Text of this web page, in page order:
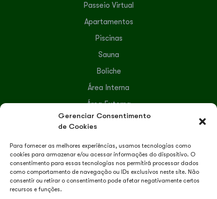
Gerenciar Consentimento
de Cookies
Para fornecer as melhores experiências, usamos tecnologias como
cookies para armazenar e/ou acessar informações do dispositivo. O
consentimento para essas tecnologias nos permitirá processar dados
como comportamento de navegação ou IDs exclusivos neste site. Não
consentir ou retirar o consentimento pode afetar negativamente certos
recursos e funções.
Passeio Virtual
Apartamentos
Piscinas
Sauna
Boliche
Área Interna
Área Externa
Serviços Terceirizados
Lazer e Recreação
Recreação